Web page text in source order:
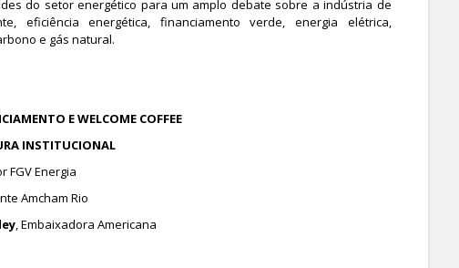
do setor energético para um amplo debate sobre a indústria de
eficiência energética, financiamento verde, energia elétrica,
e gás natural.
E WELCOME COFFEE
INSTITUCIONAL
FGV Energia
Amcham Rio
, Embaixadora Americana